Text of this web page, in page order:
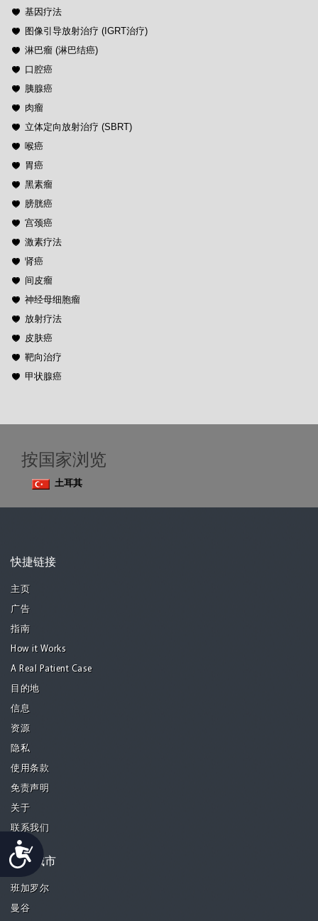
Accessibility
基因疗法
图像引导放射治疗 (IGRT治疗)
淋巴瘤 (淋巴结癌)
口腔癌
胰腺癌
肉瘤
立体定向放射治疗 (SBRT)
喉癌
胃癌
黑素瘤
膀胱癌
宫颈癌
激素疗法
肾癌
间皮瘤
神经母细胞瘤
放射疗法
皮肤癌
靶向治疗
甲状腺癌
按国家浏览
土耳其
快捷链接
主页
广告
指南
How it Works
A Real Patient Case
目的地
信息
资源
隐私
使用条款
免责声明
关于
联系我们
精选城市
班加罗尔
曼谷